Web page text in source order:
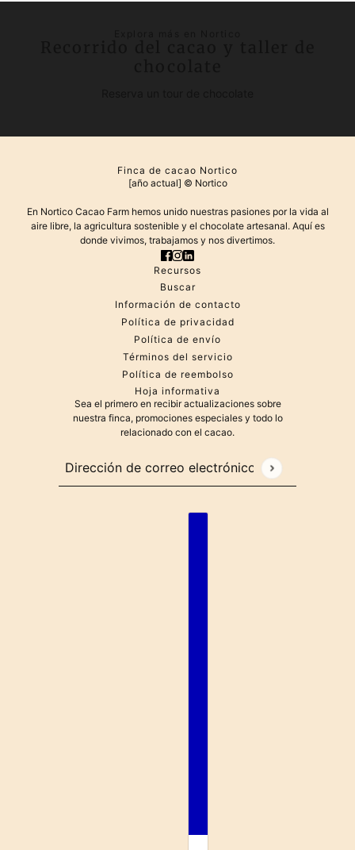
Finca de cacao Nortico
[año actual] © Nortico
En Nortico Cacao Farm hemos unido nuestras pasiones por la vida al
aire libre, la agricultura sostenible y el chocolate artesanal. Aquí es
donde vivimos, trabajamos y nos divertimos.
Recursos
Buscar
Información de contacto
Política de privacidad
Política de envío
Términos del servicio
Política de reembolso
Hoja informativa
Sea el primero en recibir actualizaciones sobre
nuestra finca, promociones especiales y todo lo
relacionado con el cacao.
Dirección de correo electrónico
Este sitio está protegido por hCaptcha y se aplican